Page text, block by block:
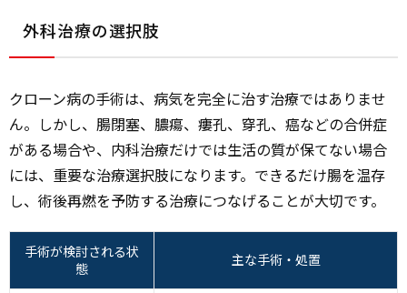
外科治療の選択肢
クローン病の手術は、病気を完全に治す治療ではありませ
ん。しかし、腸閉塞、膿瘍、瘻孔、穿孔、癌などの合併症
がある場合や、内科治療だけでは生活の質が保てない場合
には、重要な治療選択肢になります。できるだけ腸を温存
し、術後再燃を予防する治療につなげることが大切です。
手術が検討される状
態
主な手術・処置